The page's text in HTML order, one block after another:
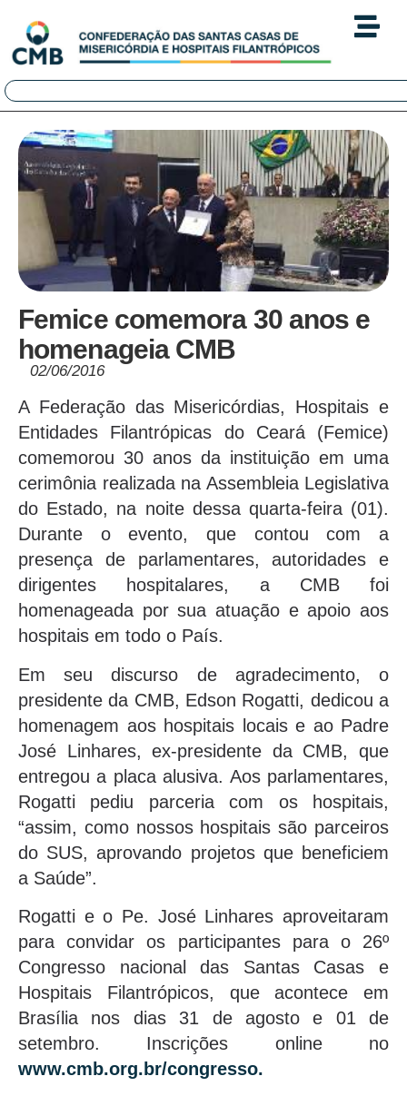
Femice comemora 30 anos e
homenageia CMB
02/06/2016
A Federação das Misericórdias, Hospitais e
Entidades Filantrópicas do Ceará (Femice)
comemorou 30 anos da instituição em uma
cerimônia realizada na Assembleia Legislativa
do Estado, na noite dessa quarta-feira (01).
Durante o evento, que contou com a
presença de parlamentares, autoridades e
dirigentes hospitalares, a CMB foi
homenageada por sua atuação e apoio aos
hospitais em todo o País.
Em seu discurso de agradecimento, o
presidente da CMB, Edson Rogatti, dedicou a
homenagem aos hospitais locais e ao Padre
José Linhares, ex-presidente da CMB, que
entregou a placa alusiva. Aos parlamentares,
Rogatti pediu parceria com os hospitais,
“assim, como nossos hospitais são parceiros
do SUS, aprovando projetos que beneficiem
a Saúde”.
Rogatti e o Pe. José Linhares aproveitaram
para convidar os participantes para o 26º
Congresso nacional das Santas Casas e
Hospitais Filantrópicos, que acontece em
Brasília nos dias 31 de agosto e 01 de
setembro. Inscrições online no
www.cmb.org.br/congresso.